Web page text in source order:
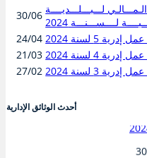
30/06 لـــبـــلـــديــــة
لــــســـنـــة 2024
24/04
5 لسنة 2024
21/03
4 لسنة 2024
27/02
3 لسنة 2024
أحدث الوثائق الإدارية
لـــــتـــــصــــرف